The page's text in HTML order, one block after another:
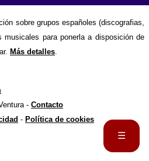
☰
sobre grupos españoles (discografias,
para ponerla a disposición de
Más detalles
- Contacto
- Política de cookies